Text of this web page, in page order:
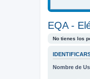
EQA -
No tienes los
Nombre de